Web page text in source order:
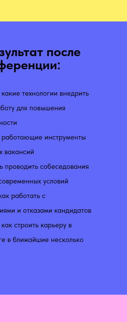
после
технологии внедрить
для повышения
работающие инструменты
вакансий
проводить собеседования
условий
работать с
и отказами кандидатов
строить карьеру в
в ближайшие несколько